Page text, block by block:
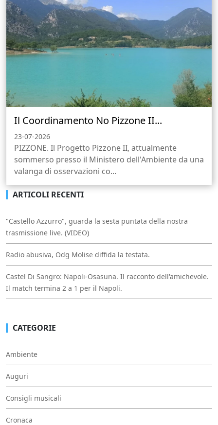
Il Coordinamento No Pizzone II...
23-07-2026
PIZZONE. Il Progetto Pizzone II, attualmente
sommerso presso il Ministero dell'Ambiente da una
valanga di osservazioni co...
ARTICOLI RECENTI
"Castello Azzurro", guarda la sesta puntata della nostra
trasmissione live. (VIDEO)
Radio abusiva, Odg Molise diffida la testata.
Castel Di Sangro: Napoli-Osasuna. Il racconto dell'amichevole.
Il match termina 2 a 1 per il Napoli.
CATEGORIE
Ambiente
Auguri
Consigli musicali
Cronaca